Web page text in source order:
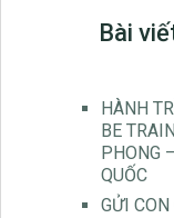
Bài
HÀNH
BE
PHONG
QUỐC
GỬI